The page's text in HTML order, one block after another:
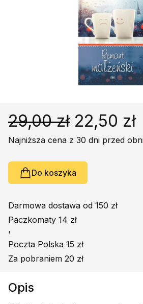
Książki obcojęzyczne
Podręczniki szkolne
Promocja
29,00 zł 22,50 zł
Najniższa cena z 30 dni przed
Do koszyka
Darmowa dostawa od 150 zł
Paczkomaty 14 zł
'
Poczta Polska 15 zł
Za pobraniem 20 zł
Opis